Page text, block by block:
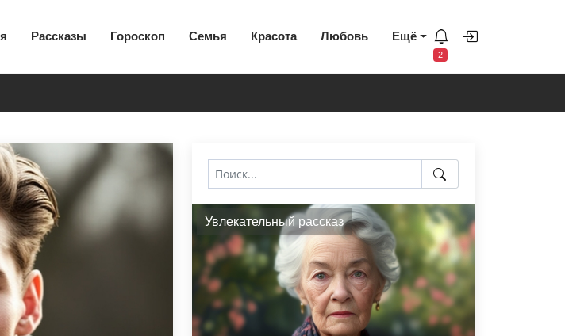
Рассказы Гороскоп Семья Красота Любовь Ещё
2
Увлекательный рассказ